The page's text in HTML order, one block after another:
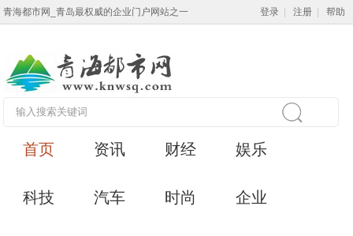
青海都市网_青岛最权威的企业门户网站之一 登录 注册 帮助
首页 资讯 财经 娱乐
科技 汽车 时尚 企业